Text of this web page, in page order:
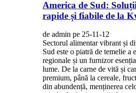
America de Sud:
rapide și fiabile de la
de admin pe 25-11-12
Sectorul alimentar vibrant și
Sud este o piatră de temelie a
regionale și un furnizor
lume. De la carne de vită și
premium, până la cereale,
din abundență, menținerea